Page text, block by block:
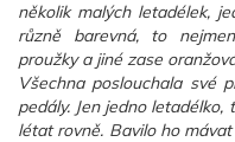
několik malých letadélek,
různě barevná, to
proužky a jiné zase
Všechna poslouchala své
pedály. Jen jedno letadélko,
létat rovně. Bavilo ho